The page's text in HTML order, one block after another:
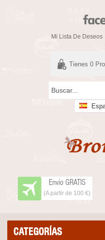
Mi Lista De Deseos
Tienes 0
Envío GRATIS
(A partir de 100 €)
CATEGORÍAS